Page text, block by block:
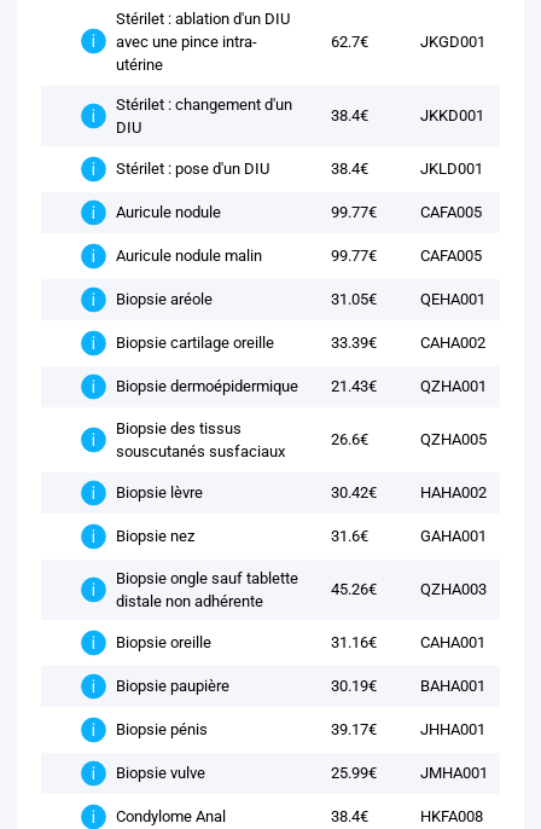
Stérilet : ablation d'un DIU
avec une pince intra-
utérine
62.7€ JKGD001
Stérilet : changement d'un
DIU
38.4€ JKKD001
Stérilet : pose d'un DIU 38.4€ JKLD001
Auricule nodule 99.77€ CAFA005
Auricule nodule malin 99.77€ CAFA005
Biopsie aréole 31.05€ QEHA001
Biopsie cartilage oreille 33.39€ CAHA002
Biopsie dermoépidermique 21.43€ QZHA001
Biopsie des tissus
souscutanés susfaciaux
26.6€ QZHA005
Biopsie lèvre 30.42€ HAHA002
Biopsie nez 31.6€ GAHA001
Biopsie ongle sauf tablette
distale non adhérente
45.26€ QZHA003
Biopsie oreille 31.16€ CAHA001
Biopsie paupière 30.19€ BAHA001
Biopsie pénis 39.17€ JHHA001
Biopsie vulve 25.99€ JMHA001
Condylome Anal 38.4€ HKFA008